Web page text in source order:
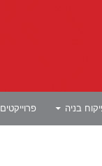
בניה פרוייקטים